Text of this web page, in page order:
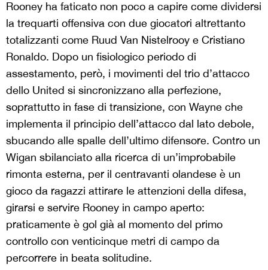
Rooney ha faticato non poco a capire come dividersi
la trequarti offensiva con due giocatori altrettanto
totalizzanti come Ruud Van Nistelrooy e Cristiano
Ronaldo. Dopo un fisiologico periodo di
assestamento, però, i movimenti del trio d’attacco
dello United si sincronizzano alla perfezione,
soprattutto in fase di transizione, con Wayne che
implementa il principio dell’attacco dal lato debole,
sbucando alle spalle dell’ultimo difensore. Contro un
Wigan sbilanciato alla ricerca di un’improbabile
rimonta esterna, per il centravanti olandese è un
gioco da ragazzi attirare le attenzioni della difesa,
girarsi e servire Rooney in campo aperto:
praticamente è gol già al momento del primo
controllo con venticinque metri di campo da
percorrere in beata solitudine.